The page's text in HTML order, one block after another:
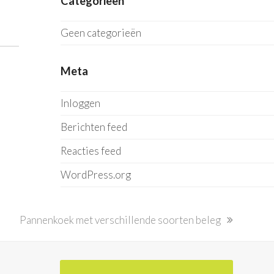
Geen categorieën
Meta
Inloggen
Berichten feed
Reacties feed
WordPress.org
next
Pannenkoek met verschillende soorten beleg